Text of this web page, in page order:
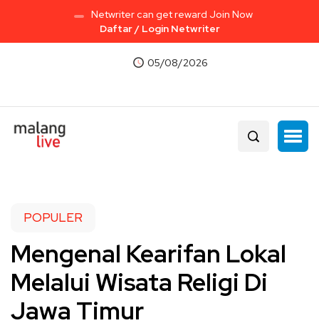
Netwriter can get reward Join Now
Daftar / Login Netwriter
05/08/2026
POPULER
Mengenal Kearifan Lokal
Melalui Wisata Religi Di
Jawa Timur